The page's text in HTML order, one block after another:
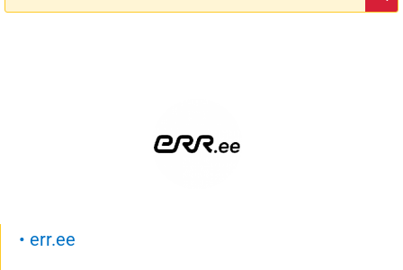
• err.ee